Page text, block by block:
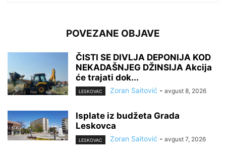
POVEZANE OBJAVE
ČISTI SE DIVLJA DEPONIJA KOD
NEKADAŠNJEG DŽINSIJA Akcija
će trajati dok...
LESKOVAC Zoran Saitović - avgust 8, 2026
Isplate iz budžeta Grada
Leskovca
LESKOVAC Zoran Saitović - avgust 7, 2026